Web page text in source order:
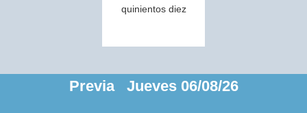
quinientos diez
Previa Jueves 06/08/26